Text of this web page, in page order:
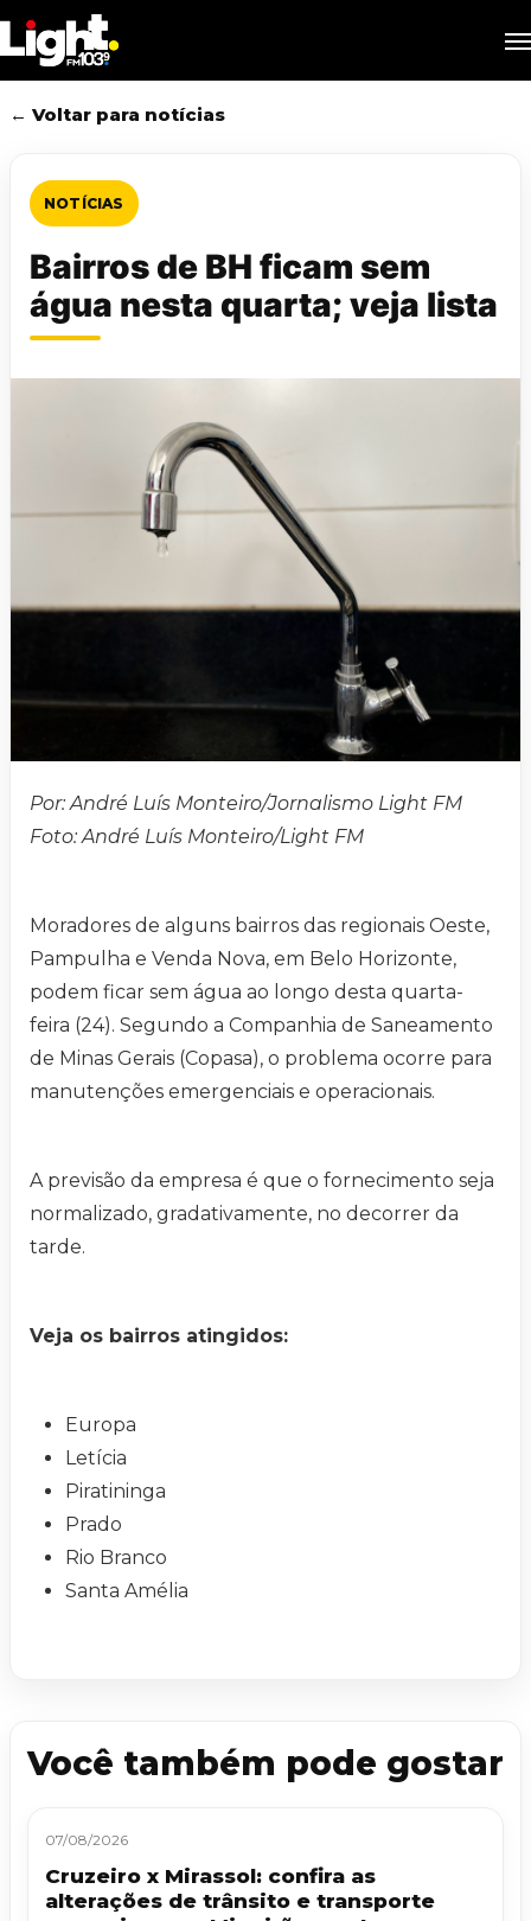
to
main
content
← Voltar para notícias
NOTÍCIAS
Bairros de BH ficam sem
água nesta quarta; veja lista
Por: André Luís Monteiro/Jornalismo Light FM
Foto: André Luís Monteiro/Light FM
Moradores de alguns bairros das regionais Oeste,
Pampulha e Venda Nova, em Belo Horizonte,
podem ficar sem água ao longo desta quarta-
feira (24). Segundo a Companhia de Saneamento
de Minas Gerais (Copasa), o problema ocorre para
manutenções emergenciais e operacionais.
A previsão da empresa é que o fornecimento seja
normalizado, gradativamente, no decorrer da
tarde.
Veja os bairros atingidos:
Europa
Letícia
Piratininga
Prado
Rio Branco
Santa Amélia
Você também pode gostar
07/08/2026
Cruzeiro x Mirassol: confira as
alterações de trânsito e transporte